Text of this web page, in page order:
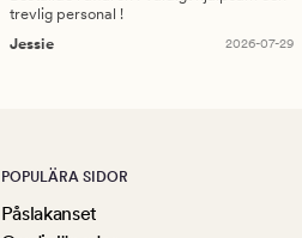
trevlig personal !
Jessie
2026-07-29
POPULÄRA SIDOR
Påslakanset